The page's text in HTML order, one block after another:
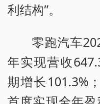
利结构”。
零跑汽车
年实现营收
期增长101.3%